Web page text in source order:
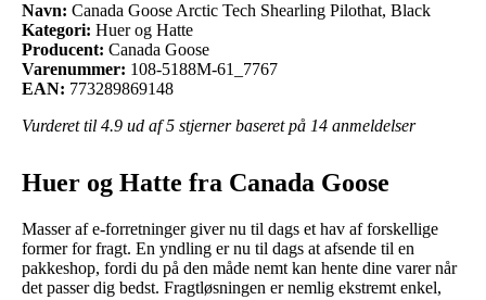
Navn: Canada Goose Arctic Tech Shearling Pilothat, Black
Kategori: Huer og Hatte
Producent: Canada Goose
Varenummer: 108-5188M-61_7767
EAN: 773289869148
Vurderet til 4.9 ud af 5 stjerner baseret på 14 anmeldelser
Huer og Hatte fra Canada Goose
Masser af e-forretninger giver nu til dags et hav af forskellige
former for fragt. En yndling er nu til dags at afsende til en
pakkeshop, fordi du på den måde nemt kan hente dine varer når
det passer dig bedst. Fragtløsningen er nemlig ekstremt enkel,